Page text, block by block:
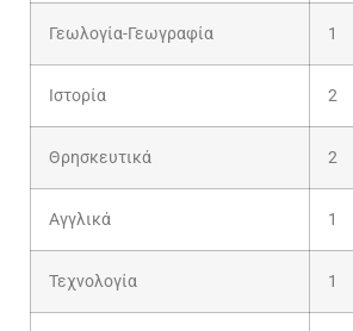
Γεωλογία-Γεωγραφία 1
Ιστορία 2
Θρησκευτικά 2
Αγγλικά 1
Τεχνολογία 1